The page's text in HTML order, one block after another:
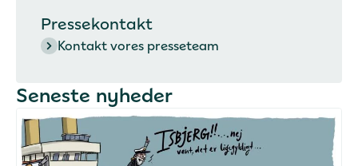
Pressekontakt
Kontakt vores presseteam
Seneste nyheder